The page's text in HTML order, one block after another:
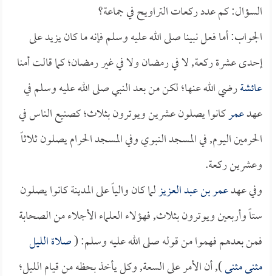
السؤال: كم عدد ركعات التراويح في جماعة؟
الجواب: أما فعل نبينا صلى الله عليه وسلم فإنه ما كان يزيد على
إحدى عشرة ركعة, لا في رمضان ولا في غير رمضان؛ كما قالت أمنا
عائشةرضي الله عنها؛ لكن من بعد النبي صلى الله عليه وسلم في
عهدعمركانوا يصلون عشرين ويوترون بثلاث؛ كصنيع الناس في
الحرمين اليوم, في المسجد النبوي وفي المسجد الحرام يصلون ثلاثاً
وعشرين ركعة.
وفي عهدعمر بن عبد العزيزلما كان والياً على المدينة كانوا يصلون
ستاً وأربعين ويوترون بثلاث, فهؤلاء العلماء الأجلاء من الصحابة
فمن بعدهم فهموا من قوله صلى الله عليه وسلم: (صلاة الليل
مثنى مثنى), أن الأمر على السعة, وكل يأخذ بحظه من قيام الليل؛